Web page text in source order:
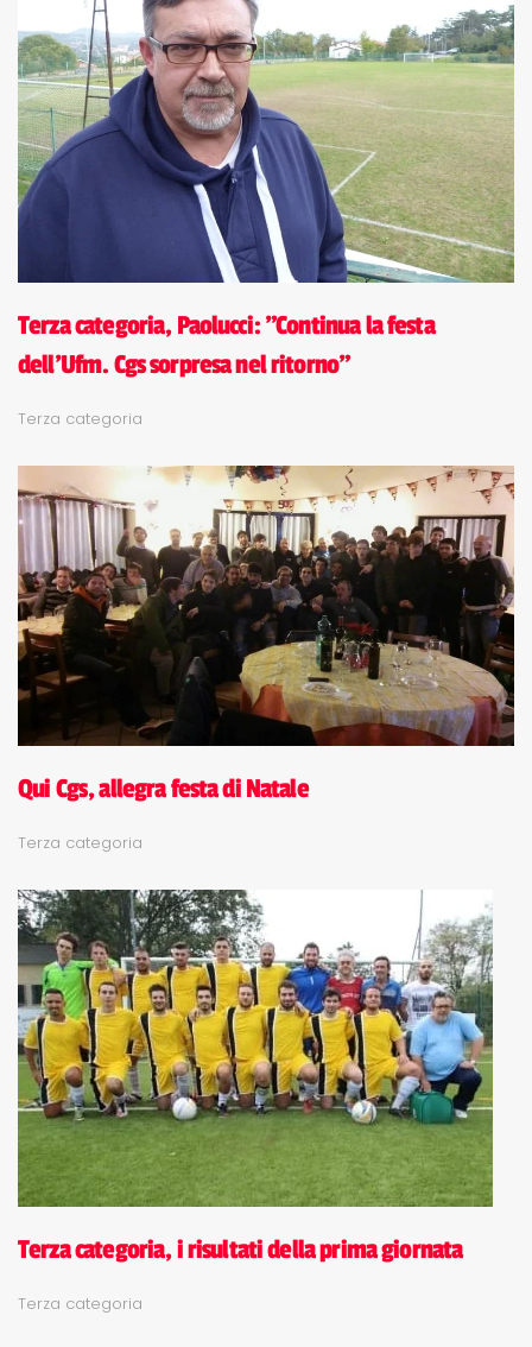
Terza categoria, Paolucci: "Continua la festa
dell'Ufm. Cgs sorpresa nel ritorno"
Terza categoria
Qui Cgs, allegra festa di Natale
Terza categoria
Terza categoria, i risultati della prima giornata
Terza categoria